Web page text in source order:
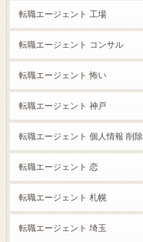
転職エージェント 工場
転職エージェント コンサル
転職エージェント 怖い
転職エージェント 神戸
転職エージェント 個人情報 削除
転職エージェント 恋
転職エージェント 札幌
転職エージェント 埼玉